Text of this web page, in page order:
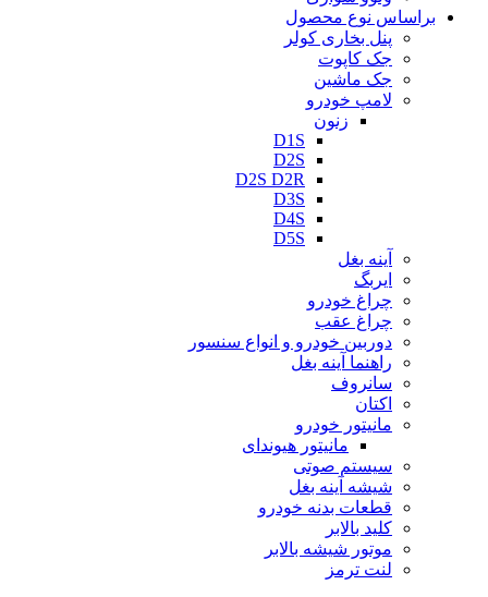
براساس نوع محصول
پنل بخاری کولر
جک کاپوت
جک ماشین
لامپ خودرو
زنون
D1S
D2S
D2S D2R
D3S
D4S
D5S
آینه بغل
ایربگ
چراغ خودرو
چراغ عقب
دوربین خودرو و انواع سنسور
راهنما آینه بغل
سانروف
اکتان
مانیتور خودرو
مانیتور هیوندای
سیستم صوتی
شیشه آینه بغل
قطعات بدنه خودرو
کلید بالابر
موتور شیشه بالابر
لنت ترمز